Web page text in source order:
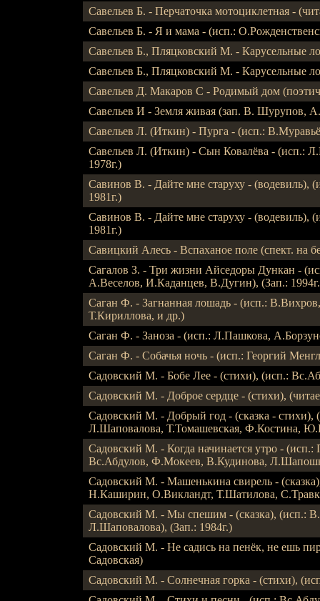
Савельев Б. - Перчаточка мотоциклетная -
Савельев Б. - Я и мама - (исп.:
Савельев Б., Пляцковский М. - Карусельные
Савельев Б., Пляцковский М. - Карусельные
Савельев Д. Макаров С - Родимый дом
Савельев И - Земля живая (зап. В. Шурупов,
Савельев Л. (Иткин) - Пурга - (исп.:
Савельев Л. (Иткин) - Сын Ковалёва - (исп.:
1978г.)
Савинов В. - Дайте мне старуху - (водевиль),
1981г.)
Савинов В. - Дайте мне старуху - (водевиль),
1981г.)
Савицкий Алесь - Вспаханое поле (спект. на
Сагалов З. - Три жизни Айседоры Дункан -
А.Веселов, И.Каданцев, В.Дугин), (Зап.:
Саган Ф. - Загнанная лошадь - (исп.:
Т.Кириллова, и др.)
Саган Ф. - Заноза - (исп.: Л.Пашкова,
Саган Ф. - Собачья ночь - (исп.: Георгий
Садовский М. - Бобе Лее - (стихи), (исп.:
Садовский М. - Доброе сердце - (стихи),
Садовский М. - Добрый год - (сказка - стихи),
Л.Шаповалова, Т.Томашевская, Ф.Костина,
Садовский М. - Когда начинается утро -
Вс.Абдулов, Ф.Мокеев, В.Кудинова,
Садовский М. - Машенькина свирель -
Н.Каширин, О.Викландт, Т.Шатилова,
Садовский М. - Мы спешим - (сказка), (исп.:
Л.Шаповалова), (Зап.: 1984г.)
Садовский М. - Не садись на пенёк, не ешь
Садовская)
Садовский М. - Солнечная горка - (стихи),